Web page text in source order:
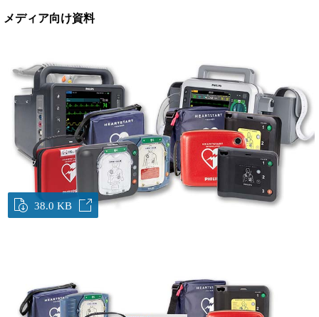
メディア向け資料
38.0 KB